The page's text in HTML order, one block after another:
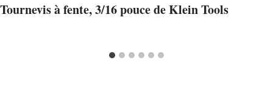
Tournevis à fente, 3/16 pouce de Klein Tools